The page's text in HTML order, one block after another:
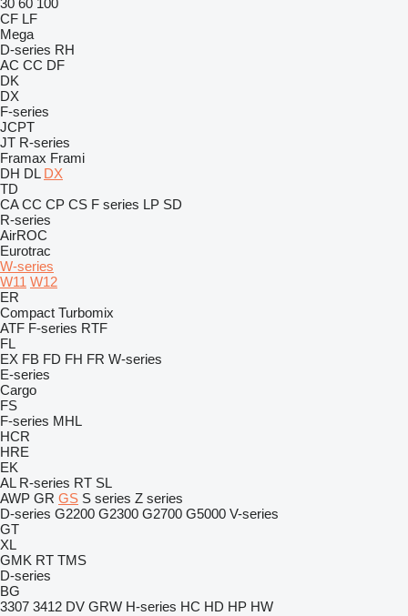
30 60 100
CF LF
Mega
D-series RH
AC CC DF
DK
DX
F-series
JCPT
JT R-series
Framax Frami
DH DL DX
TD
CA CC CP CS F series LP SD
R-series
AirROC
Eurotrac
W-series
W11 W12
ER
Compact Turbomix
ATF F-series RTF
FL
EX FB FD FH FR W-series
E-series
Cargo
FS
F-series MHL
HCR
HRE
EK
AL R-series RT SL
AWP GR GS S series Z series
D-series G2200 G2300 G2700 G5000 V-series
GT
XL
GMK RT TMS
D-series
BG
3307 3412 DV GRW H-series HC HD HP HW